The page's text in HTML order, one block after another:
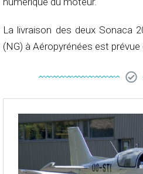
La livraison des deux Sonaca
(NG) à Aéropyrénées est prévue